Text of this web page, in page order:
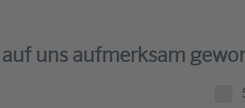
uns aufmerksam